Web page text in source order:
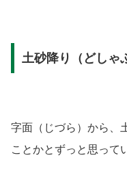
土砂降り（どしゃ
字面 （じづら） から、
ことかとずっと思って